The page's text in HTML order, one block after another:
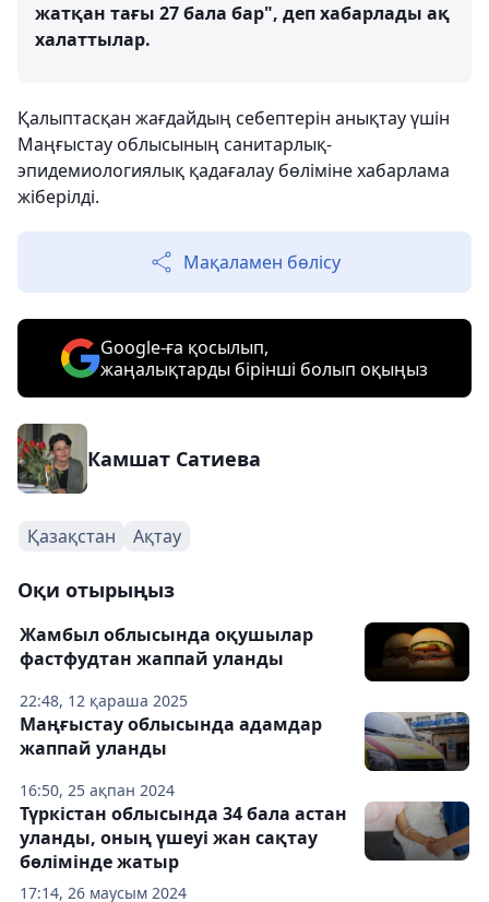
жатқан тағы 27 бала бар", деп хабарлады ақ
халаттылар.
Қалыптасқан жағдайдың себептерін анықтау үшін
Маңғыстау облысының санитарлық-
эпидемиологиялық қадағалау бөліміне хабарлама
жіберілді.
Мақаламен бөлісу
Google-ға қосылып,
жаңалықтарды бірінші болып оқыңыз
Камшат Сатиева
Қазақстан Ақтау
Оқи отырыңыз
22:48, 12 қараша 2025
Жамбыл облысында оқушылар
фастфудтан жаппай уланды
16:50, 25 ақпан 2024
Маңғыстау облысында адамдар
жаппай уланды
17:14, 26 маусым 2024
Түркістан облысында 34 бала астан
уланды, оның үшеуі жан сақтау
бөлімінде жатыр